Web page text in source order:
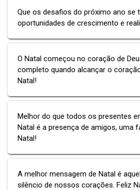
Que os desafios do próximo ano se
oportunidades de crescimento e
O Natal começou no coração de
completo quando alcançar o
Natal!
Melhor do que todos os presentes
Natal é a presença de amigos, uma
Natal!
A melhor mensagem de Natal é
silêncio de nossos corações. Feliz